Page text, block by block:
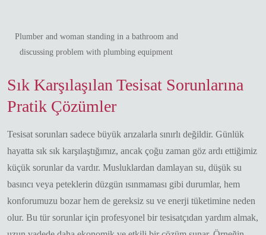
Plumber and woman standing in a bathroom and
discussing problem with plumbing equipment
Sık Karşılaşılan Tesisat Sorunlarına
Pratik Çözümler
Tesisat sorunları sadece büyük arızalarla sınırlı değildir. Günlük
hayatta sık sık karşılaştığımız, ancak çoğu zaman göz ardı ettiğimiz
küçük sorunlar da vardır. Musluklardan damlayan su, düşük su
basıncı veya peteklerin düzgün ısınmaması gibi durumlar, hem
konforumuzu bozar hem de gereksiz su ve enerji tüketimine neden
olur. Bu tür sorunlar için profesyonel bir tesisatçıdan yardım almak,